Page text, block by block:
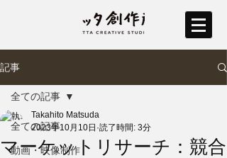
記事
全ての記事
動画・映像制作
全ての記事
マーケットリサーチ：競合
Takahito Matsuda
2023年10月10日 読了時間: 3分